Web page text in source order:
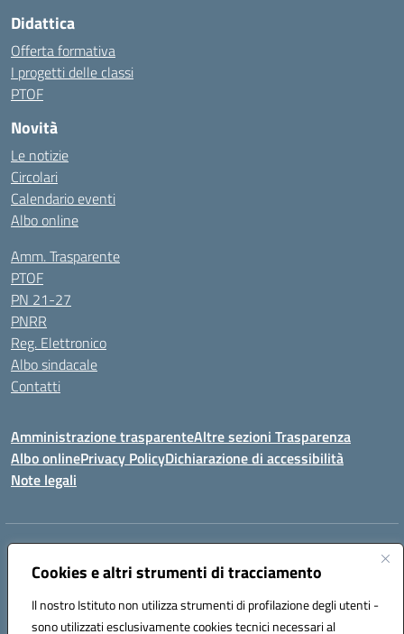
Cookies e altri strumenti di tracciamento
Il nostro Istituto non utilizza strumenti di profilazione degli utenti -
sono utilizzati esclusivamente cookies tecnici necessari al
Didattica
Offerta formativa
I progetti delle classi
PTOF
Novità
Le notizie
Circolari
Calendario eventi
Albo online
Amm. Trasparente
PTOF
PN 21-27
PNRR
Reg. Elettronico
Albo sindacale
Contatti
Amministrazione trasparenteAltre sezioni Trasparenza
Albo onlinePrivacy PolicyDichiarazione di accessibilità
Note legali
Indirizzo:
Centralino:0923714186 Email:tpvc050004@istruzione.it
Codice fiscale: 91042910819